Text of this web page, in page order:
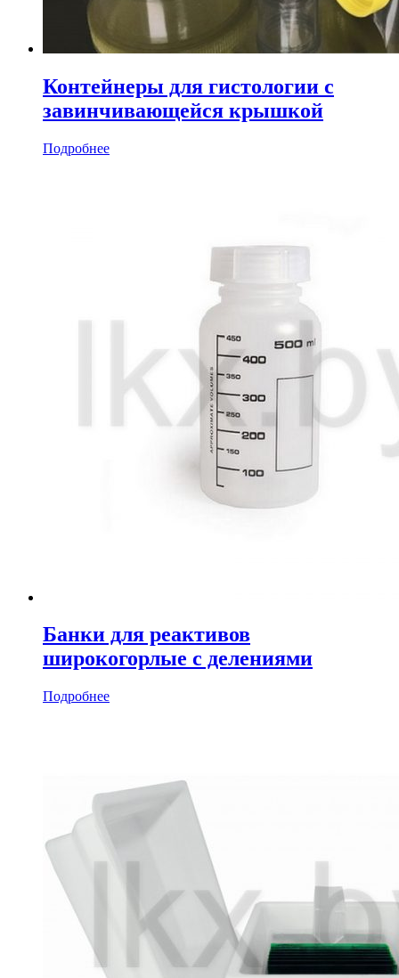
Контейнеры для гистологии с
завинчивающейся крышкой
Подробнее
Банки для реактивов
широкогорлые с делениями
Подробнее